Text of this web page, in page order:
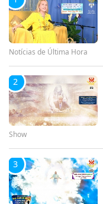
Notícias de Última Hora
2
Show
3